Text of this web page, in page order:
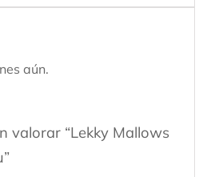
aún.
valorar “Lekky Mallows